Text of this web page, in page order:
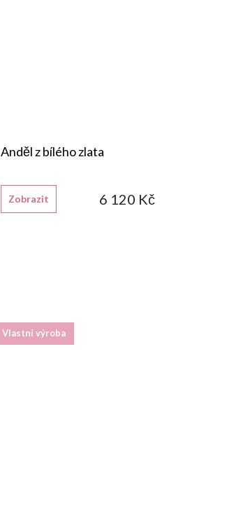
Anděl z bílého zlata
6 120 Kč
Zobrazit
Vlastní výroba